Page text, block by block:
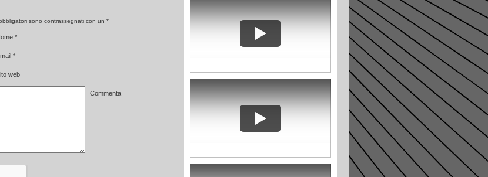
sono contrassegnati con un *
*
*
web
Commenta